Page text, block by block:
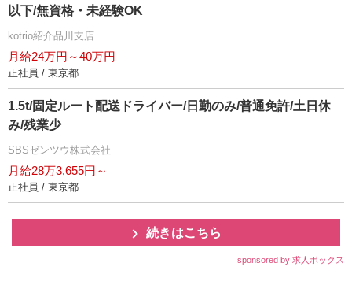
以下/無資格・未経験OK
kotrio紹介品川支店
月給24万円～40万円
正社員 / 東京都
1.5t/固定ルート配送ドライバー/日勤のみ/普通免許/土日休
み/残業少
SBSゼンツウ株式会社
月給28万3,655円～
正社員 / 東京都
続きはこちら
sponsored by 求人ボックス